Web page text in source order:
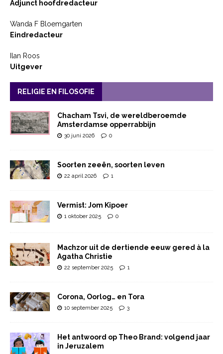
Adjunct hoofdredacteur
Wanda F Bloemgarten
Eindredacteur
Ilan Roos
Uitgever
RELIGIE EN FILOSOFIE
Chacham Tsvi, de wereldberoemde
Amsterdamse opperrabbijn
30 juni 2026 0
Soorten zeeën, soorten leven
22 april 2026 1
Vermist: Jom Kipoer
1 oktober 2025 0
Machzor uit de dertiende eeuw gered à la
Agatha Christie
22 september 2025 1
Corona, Oorlog… en Tora
10 september 2025 3
Het antwoord op Theo Brand: volgend jaar
in Jeruzalem